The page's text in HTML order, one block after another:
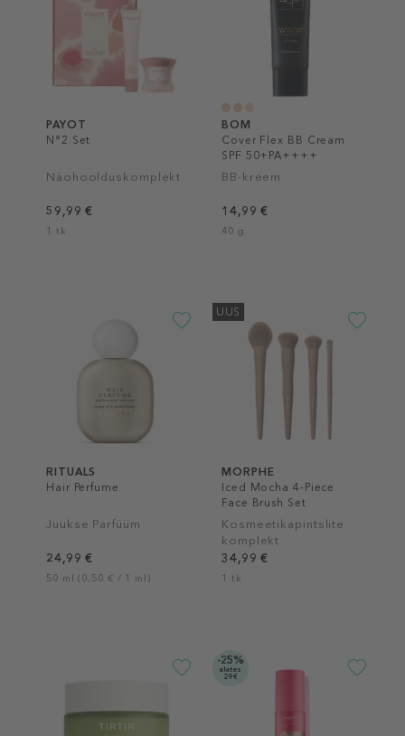
PAYOT
N°2 Set
Näohoolduskomplekt
59,99 €
1 tk
BOM
Cover Flex BB Cream
SPF 50+PA++++
BB-kreem
14,99 €
40 g
RITUALS
Hair Perfume
Juukse Parfüüm
24,99 €
50 ml (0,50 € / 1 ml)
UUS
MORPHE
Iced Mocha 4-Piece
Face Brush Set
Kosmeetikapintslite
komplekt
34,99 €
1 tk
-25%
alates
29€